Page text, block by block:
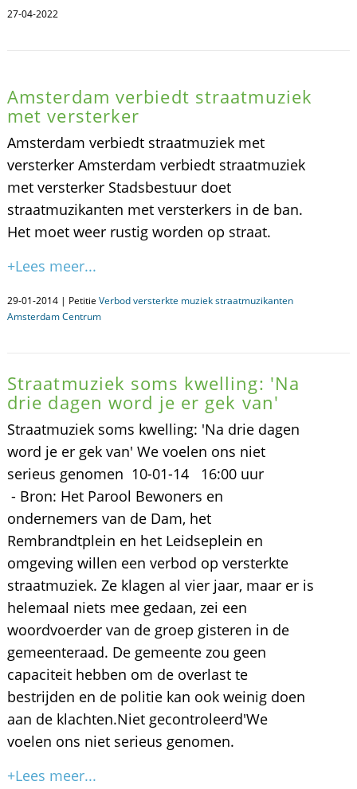
27-04-2022
Amsterdam verbiedt straatmuziek
met versterker
Amsterdam verbiedt straatmuziek met
versterker Amsterdam verbiedt straatmuziek
met versterker Stadsbestuur doet
straatmuzikanten met versterkers in de ban.
Het moet weer rustig worden op straat.
+Lees meer...
29-01-2014 | Petitie Verbod versterkte muziek straatmuzikanten
Amsterdam Centrum
Straatmuziek soms kwelling: 'Na
drie dagen word je er gek van'
Straatmuziek soms kwelling: 'Na drie dagen
word je er gek van' We voelen ons niet
serieus genomen 10-01-14 16:00 uur
- Bron: Het Parool Bewoners en
ondernemers van de Dam, het
Rembrandtplein en het Leidseplein en
omgeving willen een verbod op versterkte
straatmuziek. Ze klagen al vier jaar, maar er is
helemaal niets mee gedaan, zei een
woordvoerder van de groep gisteren in de
gemeenteraad. De gemeente zou geen
capaciteit hebben om de overlast te
bestrijden en de politie kan ook weinig doen
aan de klachten.Niet gecontroleerd'We
voelen ons niet serieus genomen.
+Lees meer...